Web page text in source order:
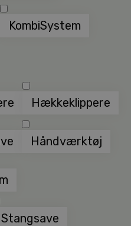
KombiSystem
Hækkeklippere
Håndværktøj
Stangsave